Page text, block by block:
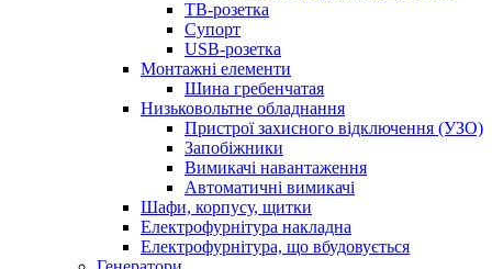
ТВ-розетка
Супорт
USB-розетка
Монтажні елементи
Шина гребенчатая
Низьковольтне обладнання
Пристрої захисного відключення (УЗО)
Запобіжники
Вимикачі навантаження
Автоматичні вимикачі
Шафи, корпусу, щитки
Електрофурнітура накладна
Електрофурнітура, що вбудовується